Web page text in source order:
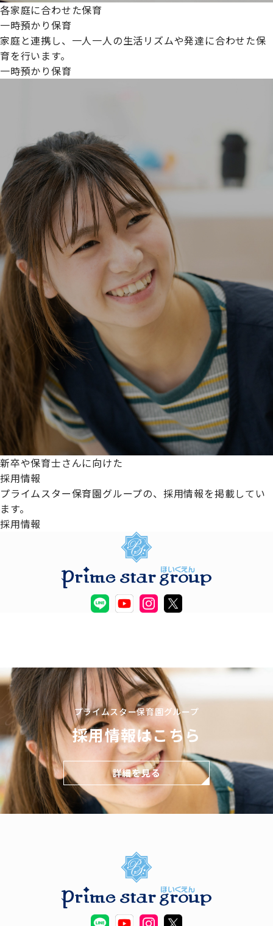
各家庭に合わせた保育
一時預かり保育
家庭と連携し、一人一人の生活リズムや発達に合わせた保
育を行います。
一時預かり保育
新卒や保育士さんに向けた
採用情報
プライムスター保育園グループの、採用情報を掲載してい
ます。
採用情報
プライムスター保育園グループ
採用情報はこちら
詳細を見る